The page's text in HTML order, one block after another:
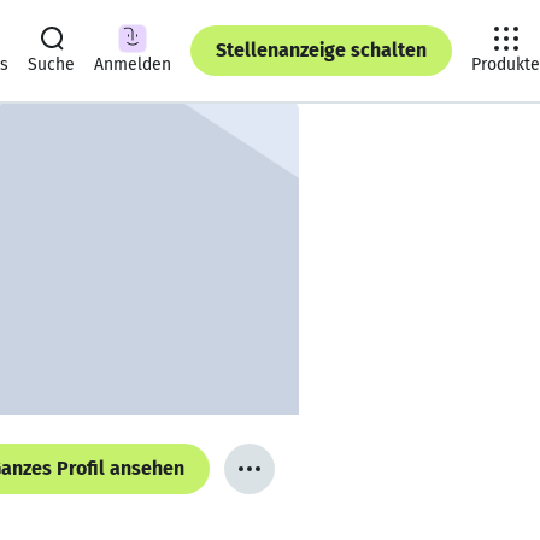
Suche Anmelden
Stellenanzeige schalten
Produkte
Profil ansehen